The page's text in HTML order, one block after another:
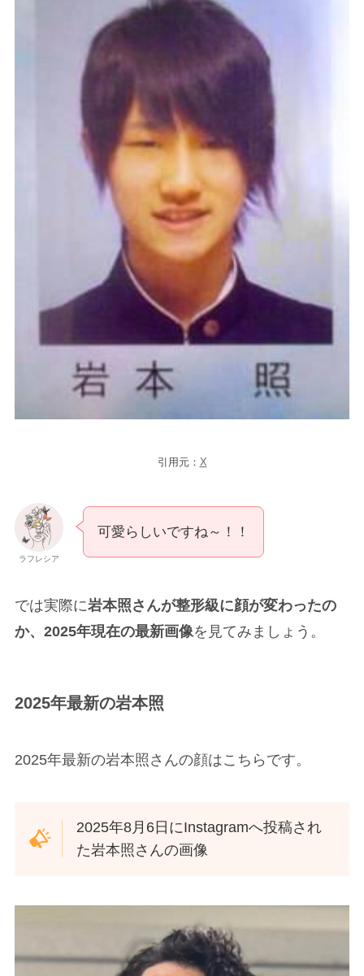
引用元： X
ラフレシア
可愛らしいですね～！！
では実際に岩本照さんが整形級に顔が変わったの
か、2025年現在の最新画像を見てみましょう。
2025年最新の岩本照
2025年最新の岩本照さんの顔はこちらです。
2025年8月6日にInstagramへ投稿され
た岩本照さんの画像